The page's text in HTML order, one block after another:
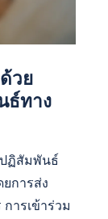
วย
ธ์ทาง
ปฏิสัมพันธ์
การส่ง
ารเข้าร่วม